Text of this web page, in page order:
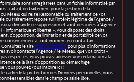
sont enregistrées dans un fichier informatisé par
traitant du traitement pour la gestion de la
Réseau qui reste Responsable du Traitement de vos
du traitement repose sur l'intérêt légitime de l'Agence /
demande de suppression et sont destinées à l'Agence
« informatique et libertés », vous disposez des droits
d’opposition, de limitation et de portabilité de vos
consentement à tout moment en contactant
Consultez le site https://cnil.fr/frpour plus d’informations
avoir contacté l'Agence / le Réseau, que vos droits «
respectés, vous pouvez adresser une réclamation à la
de la liste d'opposition au démarchage
vous pouvez vous inscrire ici :
le cadre de la protection des Données personnelles, nous
sensibles dans le champ de saisie libre.